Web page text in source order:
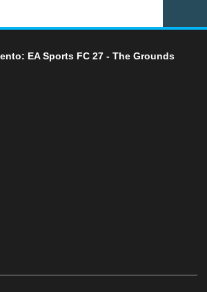
EA Sports FC 27 - The Grounds